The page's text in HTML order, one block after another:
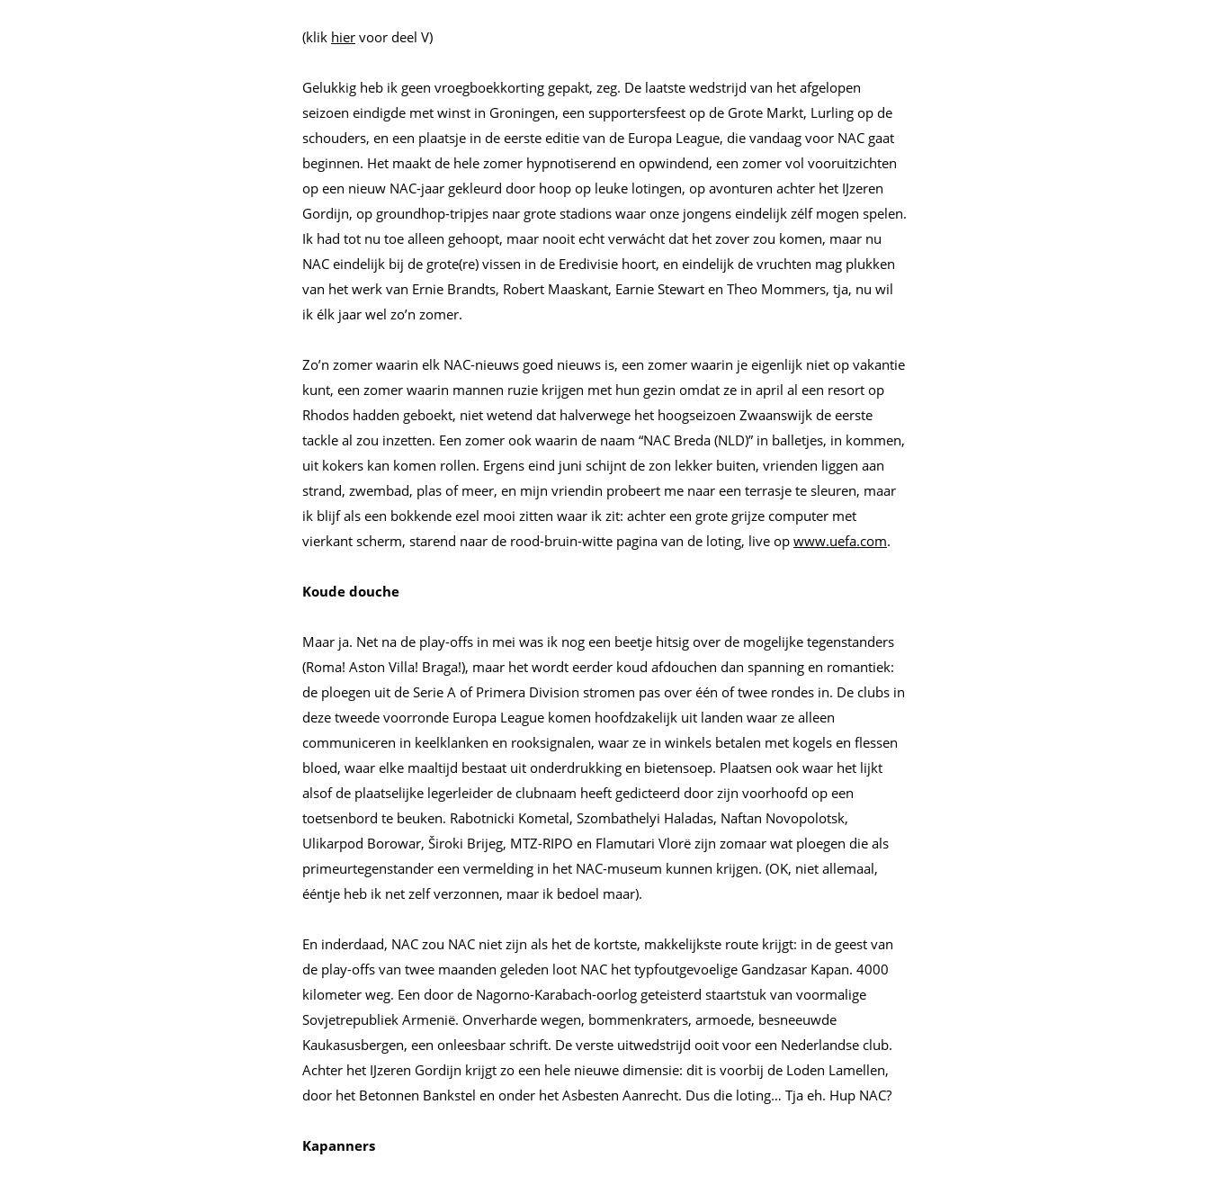
(klik hier voor deel V)
Gelukkig heb ik geen vroegboekkorting gepakt, zeg. De laatste wedstrijd van het afgelopen
seizoen eindigde met winst in Groningen, een supportersfeest op de Grote Markt, Lurling op de
schouders, en een plaatsje in de eerste editie van de Europa League, die vandaag voor NAC gaat
beginnen. Het maakt de hele zomer hypnotiserend en opwindend, een zomer vol vooruitzichten
op een nieuw NAC-jaar gekleurd door hoop op leuke lotingen, op avonturen achter het IJzeren
Gordijn, op groundhop-tripjes naar grote stadions waar onze jongens eindelijk zélf mogen spelen.
Ik had tot nu toe alleen gehoopt, maar nooit echt verwácht dat het zover zou komen, maar nu
NAC eindelijk bij de grote(re) vissen in de Eredivisie hoort, en eindelijk de vruchten mag plukken
van het werk van Ernie Brandts, Robert Maaskant, Earnie Stewart en Theo Mommers, tja, nu wil
ik élk jaar wel zo’n zomer.
Zo’n zomer waarin elk NAC-nieuws goed nieuws is, een zomer waarin je eigenlijk niet op vakantie
kunt, een zomer waarin mannen ruzie krijgen met hun gezin omdat ze in april al een resort op
Rhodos hadden geboekt, niet wetend dat halverwege het hoogseizoen Zwaanswijk de eerste
tackle al zou inzetten. Een zomer ook waarin de naam “NAC Breda (NLD)” in balletjes, in kommen,
uit kokers kan komen rollen. Ergens eind juni schijnt de zon lekker buiten, vrienden liggen aan
strand, zwembad, plas of meer, en mijn vriendin probeert me naar een terrasje te sleuren, maar
ik blijf als een bokkende ezel mooi zitten waar ik zit: achter een grote grijze computer met
vierkant scherm, starend naar de rood-bruin-witte pagina van de loting, live op www.uefa.com.
Koude douche
Maar ja. Net na de play-offs in mei was ik nog een beetje hitsig over de mogelijke tegenstanders
(Roma! Aston Villa! Braga!), maar het wordt eerder koud afdouchen dan spanning en romantiek:
de ploegen uit de Serie A of Primera Division stromen pas over één of twee rondes in. De clubs in
deze tweede voorronde Europa League komen hoofdzakelijk uit landen waar ze alleen
communiceren in keelklanken en rooksignalen, waar ze in winkels betalen met kogels en flessen
bloed, waar elke maaltijd bestaat uit onderdrukking en bietensoep. Plaatsen ook waar het lijkt
alsof de plaatselijke legerleider de clubnaam heeft gedicteerd door zijn voorhoofd op een
toetsenbord te beuken. Rabotnicki Kometal, Szombathelyi Haladas, Naftan Novopolotsk,
Ulikarpod Borowar, Široki Brijeg, MTZ-RIPO en Flamutari Vlorë zijn zomaar wat ploegen die als
primeurtegenstander een vermelding in het NAC-museum kunnen krijgen. (OK, niet allemaal,
ééntje heb ik net zelf verzonnen, maar ik bedoel maar).
En inderdaad, NAC zou NAC niet zijn als het de kortste, makkelijkste route krijgt: in de geest van
de play-offs van twee maanden geleden loot NAC het typfoutgevoelige Gandzasar Kapan. 4000
kilometer weg. Een door de Nagorno-Karabach-oorlog geteisterd staartstuk van voormalige
Sovjetrepubliek Armenië. Onverharde wegen, bommenkraters, armoede, besneeuwde
Kaukasusbergen, een onleesbaar schrift. De verste uitwedstrijd ooit voor een Nederlandse club.
Achter het IJzeren Gordijn krijgt zo een hele nieuwe dimensie: dit is voorbij de Loden Lamellen,
door het Betonnen Bankstel en onder het Asbesten Aanrecht. Dus die loting… Tja eh. Hup NAC?
Kapanners